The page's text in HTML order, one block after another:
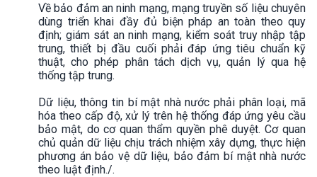
Về bảo đảm an ninh mạng, mạng truyền số liệu chuyên
dùng triển khai đầy đủ biện pháp an toàn theo quy
định; giám sát an ninh mạng, kiểm soát truy nhập tập
trung, thiết bị đầu cuối phải đáp ứng tiêu chuẩn kỹ
thuật, cho phép phân tách dịch vụ, quản lý qua hệ
thống tập trung.
Dữ liệu, thông tin bí mật nhà nước phải phân loại, mã
hóa theo cấp độ, xử lý trên hệ thống đáp ứng yêu cầu
bảo mật, do cơ quan thẩm quyền phê duyệt. Cơ quan
chủ quản dữ liệu chịu trách nhiệm xây dựng, thực hiện
phương án bảo vệ dữ liệu, bảo đảm bí mật nhà nước
theo luật định./.